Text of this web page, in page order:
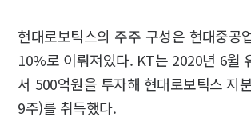
현대로보틱스의 주주 구성은 현대중공
10%로 이뤄져있다. KT는 2020년 6월
서 500억원을 투자해 현대로보틱스 지
9주)를 취득했다.